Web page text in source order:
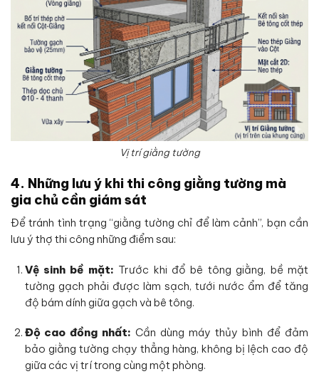
Vị trí giằng tường
4. Những lưu ý khi thi công giằng tường mà
gia chủ cần giám sát
Để tránh tình trạng “giằng tường chỉ để làm cảnh”, bạn cần
lưu ý thợ thi công những điểm sau:
Vệ sinh bề mặt: Trước khi đổ bê tông giằng, bề mặt
tường gạch phải được làm sạch, tưới nước ẩm để tăng
độ bám dính giữa gạch và bê tông.
Độ cao đồng nhất: Cần dùng máy thủy bình để đảm
bảo giằng tường chạy thẳng hàng, không bị lệch cao độ
giữa các vị trí trong cùng một phòng.